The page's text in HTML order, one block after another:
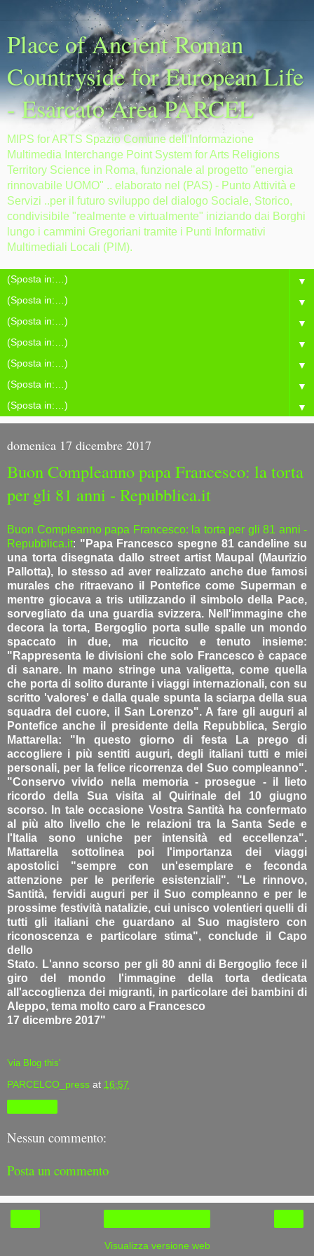
Place of Ancient Roman
Countryside for European Life
- Esarcato Area PARCEL
MIPS for ARTS Spazio Comune dell'Informazione
Multimedia Interchange Point System for Arts Religions
Territory Science in Roma, funzionale al progetto "energia
rinnovabile UOMO" .. elaborato nel (PAS) - Punto Attività e
Servizi ..per il futuro sviluppo del dialogo Sociale, Storico,
condivisibile "realmente e virtualmente" iniziando dai Borghi
lungo i cammini Gregoriani tramite i Punti Informativi
Multimediali Locali (PIM).
▼
▼
▼
▼
▼
▼
▼
domenica 17 dicembre 2017
Buon Compleanno papa Francesco: la torta
per gli 81 anni - Repubblica.it
Buon Compleanno papa Francesco: la torta per gli 81 anni -
Repubblica.it: "Papa Francesco spegne 81 candeline su
una torta disegnata dallo street artist Maupal (Maurizio
Pallotta), lo stesso ad aver realizzato anche due famosi
murales che ritraevano il Pontefice come Superman e
mentre giocava a tris utilizzando il simbolo della Pace,
sorvegliato da una guardia svizzera. Nell'immagine che
decora la torta, Bergoglio porta sulle spalle un mondo
spaccato in due, ma ricucito e tenuto insieme:
"Rappresenta le divisioni che solo Francesco è capace
di sanare. In mano stringe una valigetta, come quella
che porta di solito durante i viaggi internazionali, con su
scritto 'valores' e dalla quale spunta la sciarpa della sua
squadra del cuore, il San Lorenzo". A fare gli auguri al
Pontefice anche il presidente della Repubblica, Sergio
Mattarella: "In questo giorno di festa La prego di
accogliere i più sentiti auguri, degli italiani tutti e miei
personali, per la felice ricorrenza del Suo compleanno".
"Conservo vivido nella memoria - prosegue - il lieto
ricordo della Sua visita al Quirinale del 10 giugno
scorso. In tale occasione Vostra Santità ha confermato
al più alto livello che le relazioni tra la Santa Sede e
l'Italia sono uniche per intensità ed eccellenza".
Mattarella sottolinea poi l'importanza dei viaggi
apostolici "sempre con un'esemplare e feconda
attenzione per le periferie esistenziali". "Le rinnovo,
Santità, fervidi auguri per il Suo compleanno e per le
prossime festività natalizie, cui unisco volentieri quelli di
tutti gli italiani che guardano al Suo magistero con
riconoscenza e particolare stima", conclude il Capo
dello
Stato. L'anno scorso per gli 80 anni di Bergoglio fece il
giro del mondo l'immagine della torta dedicata
all'accoglienza dei migranti, in particolare dei bambini di
Aleppo, tema molto caro a Francesco
17 dicembre 2017"
'via Blog this'
PARCELCO_press at 16:57
Nessun commento:
Posta un commento
Visualizza versione web